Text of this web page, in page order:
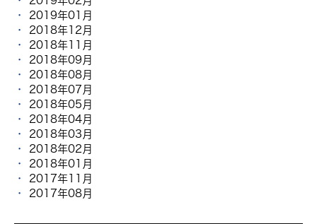
2019年01月
2018年12月
2018年11月
2018年09月
2018年08月
2018年07月
2018年05月
2018年04月
2018年03月
2018年02月
2018年01月
2017年11月
2017年08月